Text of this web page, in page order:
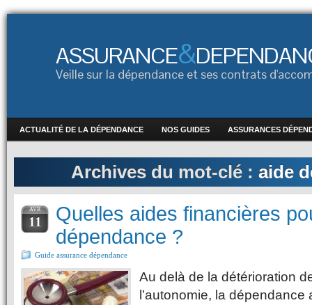
ASSURANCE&
Veille sur la dépendance et ses contrats
ACTUALITÉ DE LA DÉPENDANCE NOS GUIDES ASSURANCES
Archives du mot-clé : aide
AVR
11
Quelles aides financières
dépendance ?
Guide assurance dépendance
Au delà de la détérioration
l’autonomie, la